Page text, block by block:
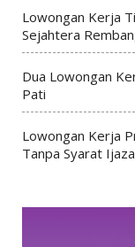
Lowongan Kerja
Sejahtera
Dua Lowongan
Pati
Lowongan Kerja
Tanpa Syarat